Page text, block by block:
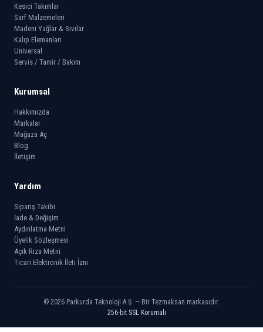
Kesici Takımlar
Sarf Malzemeleri
Madeni Yağlar & Sıvılar
Kalıp Elemanları
Universal
Servis / Tamir / Bakım
Kurumsal
Hakkımızda
Markalar
Mağaza Aç
Blog
İletişim
Yardım
Sipariş Takibi
İade & Değişim
Aydınlatma Metni
Üyelik Sözleşmesi
Açık Rıza Metni
Ticari Elektronik İleti İzni
© 2026 Parkurda Teknoloji A.Ş. — Bir Tezmaksan markasıdır.
256-bit SSL Korumalı